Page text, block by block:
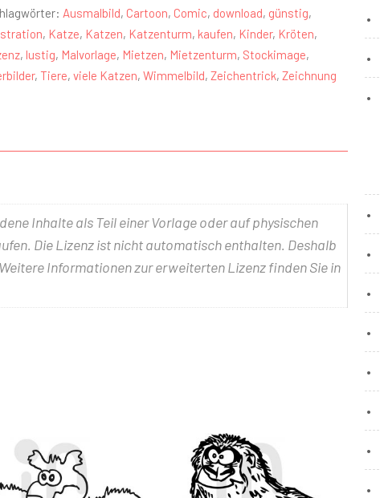
Ausmalbild, Cartoon, Comic, download, günstig,
, Katze, Katzen, Katzenturm, kaufen, Kinder, Kröten,
, lustig, Malvorlage, Mietzen, Mietzenturm, Stockimage,
, Tiere, viele Katzen, Wimmelbild, Zeichentrick, Zeichnung
Inhalte als Teil einer Vorlage oder auf physischen
Die Lizenz ist nicht automatisch enthalten. Deshalb
Informationen zur erweiterten Lizenz finden Sie in